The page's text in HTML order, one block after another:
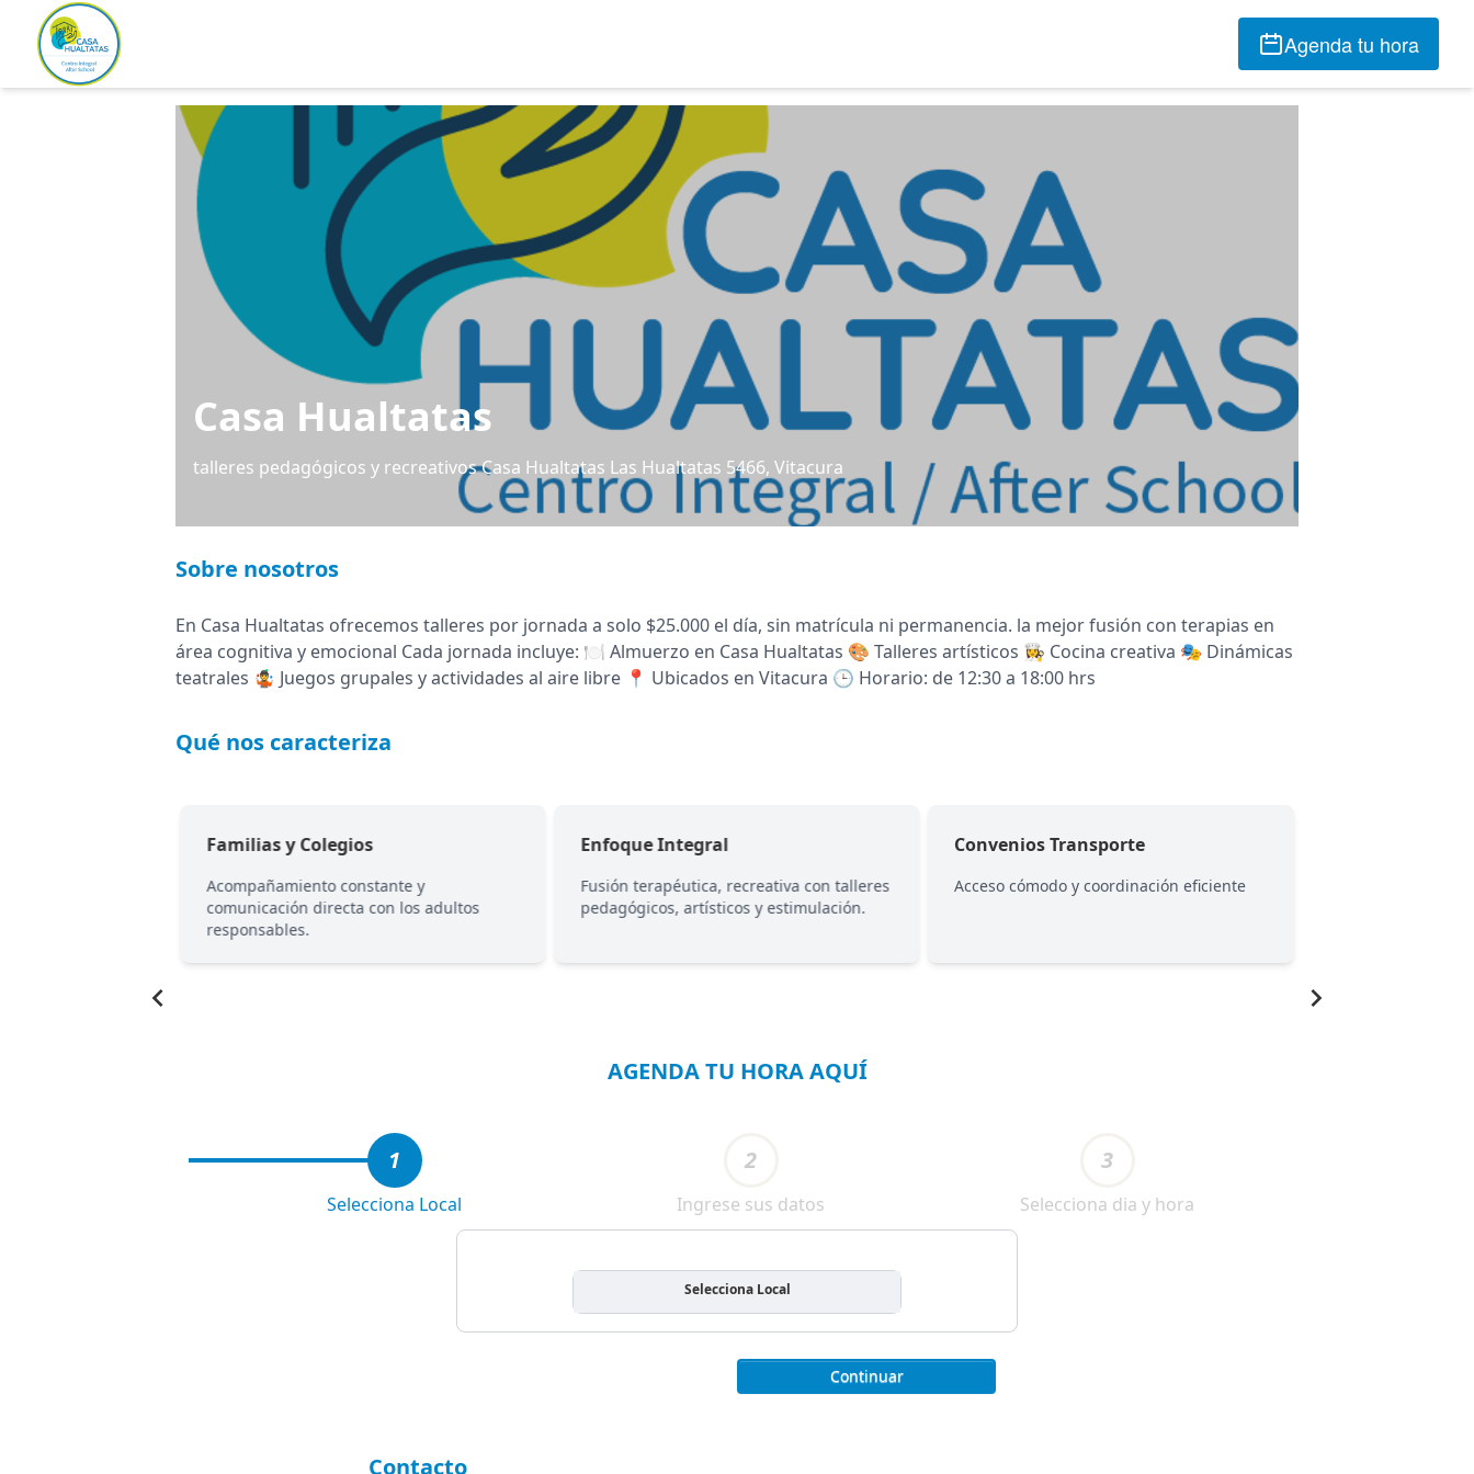
Agenda tu hora
Casa Hualtatas
talleres pedagógicos y recreativos Casa Hualtatas Las Hualtatas 5466, Vitacura
Sobre nosotros
En Casa Hualtatas ofrecemos talleres por jornada a solo $25.000 el día, sin matrícula ni permanencia. la mejor fusión con terapias en
área cognitiva y emocional Cada jornada incluye: 🍽 Almuerzo en Casa Hualtatas 🎨 Talleres artísticos 👩‍🍳 Cocina creativa 🎭 Dinámicas
teatrales 🤹 Juegos grupales y actividades al aire libre 📍 Ubicados en Vitacura 🕒 Horario: de 12:30 a 18:00 hrs
Qué nos caracteriza
Familias y Colegios
Acompañamiento constante y
comunicación directa con los adultos
responsables.
Enfoque Integral
Fusión terapéutica, recreativa con talleres
pedagógicos, artísticos y estimulación.
Convenios Transporte
Acceso cómodo y coordinación eficiente
AGENDA TU HORA AQUÍ
1
Selecciona Local
2
Ingrese sus datos
3
Selecciona dia y hora
Selecciona Local
Continuar
Contacto